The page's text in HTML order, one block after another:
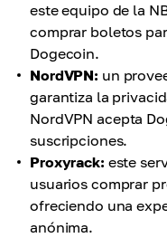
este equipo de la
comprar boletos
Dogecoin.
NordVPN: un
garantiza la
NordVPN acepta
suscripciones.
Proxyrack: este
usuarios comprar
ofreciendo una
anónima.